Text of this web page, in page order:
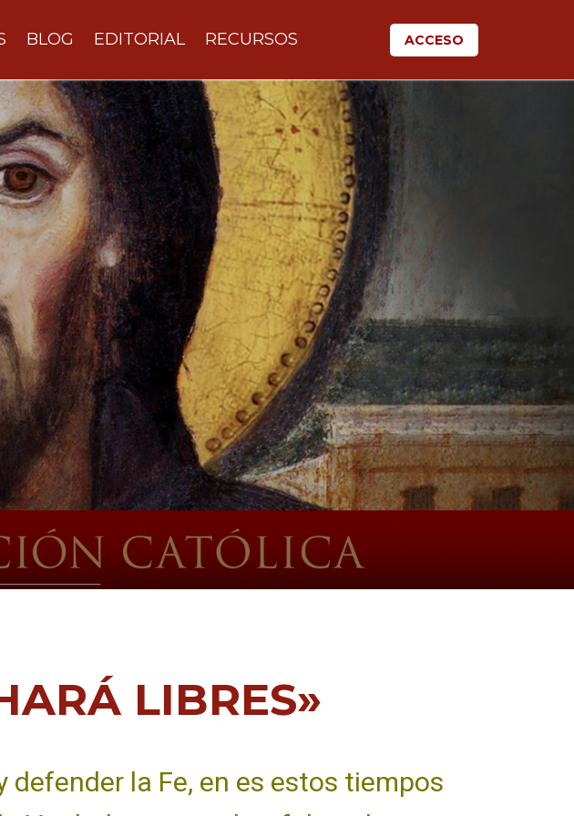
BLOG EDITORIAL RECURSOS ACCESO
LIBRES»
la Fe, en es estos tiempos